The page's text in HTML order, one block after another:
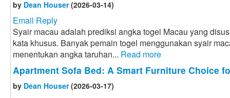
by Dean Houser(2026-03-14)
Email Reply
Syair macau adalah prediksi angka togel Macau yang
kata khusus. Banyak pemain togel menggunakan syair
menentukan angka taruhan... Read more
Apartment Sofa Bed: A Smart Furniture Choice
by Dean Houser(2026-03-17)